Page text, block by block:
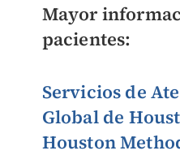
Mayor
pacientes:
Servicios de
Global de
Houston